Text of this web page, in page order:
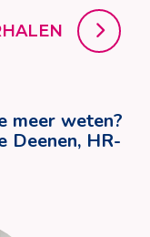
meer weten?
Deenen, HR-